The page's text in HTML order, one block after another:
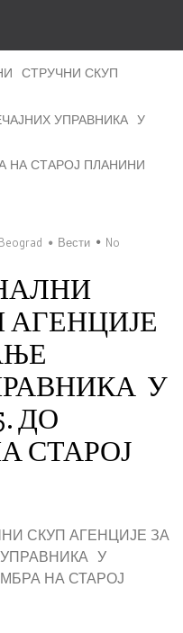
СТРУЧНИ СКУП
УПРАВНИКА У
НА СТАРОЈ ПЛАНИНИ
Вести
No
У
ДО
СТАРОЈ
СКУП АГЕНЦИЈЕ ЗА
У
НА СТАРОЈ